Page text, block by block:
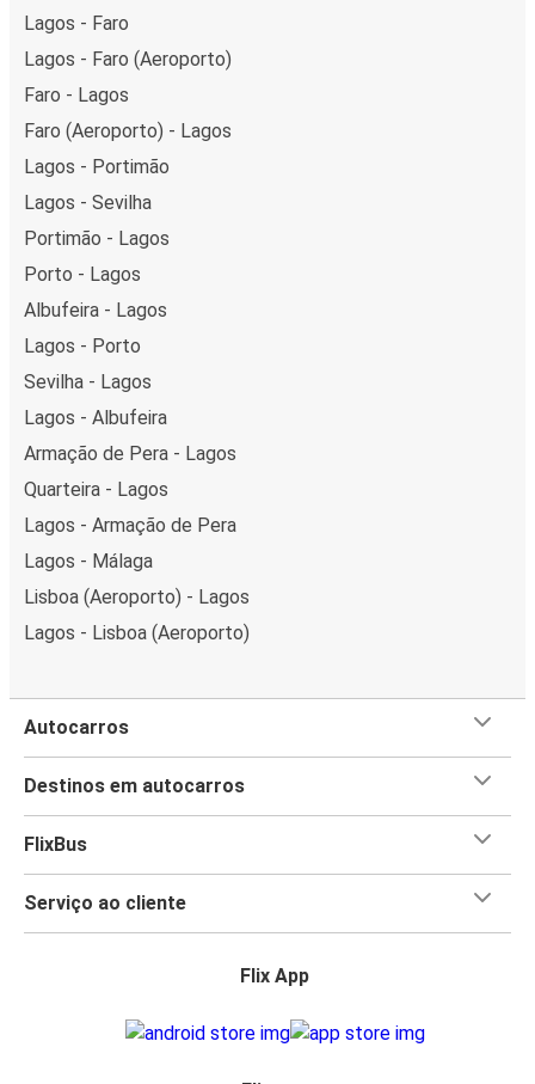
Lagos - Faro
Lagos - Faro (Aeroporto)
Faro - Lagos
Faro (Aeroporto) - Lagos
Lagos - Portimão
Lagos - Sevilha
Portimão - Lagos
Porto - Lagos
Albufeira - Lagos
Lagos - Porto
Sevilha - Lagos
Lagos - Albufeira
Armação de Pera - Lagos
Quarteira - Lagos
Lagos - Armação de Pera
Lagos - Málaga
Lisboa (Aeroporto) - Lagos
Lagos - Lisboa (Aeroporto)
Autocarros
Destinos em autocarros
FlixBus
Serviço ao cliente
Flix App